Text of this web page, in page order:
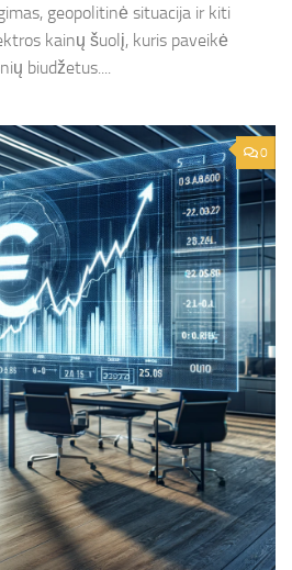
geopolitinė situacija ir kiti
kainų šuolį, kuris paveikė
biudžetus....
0